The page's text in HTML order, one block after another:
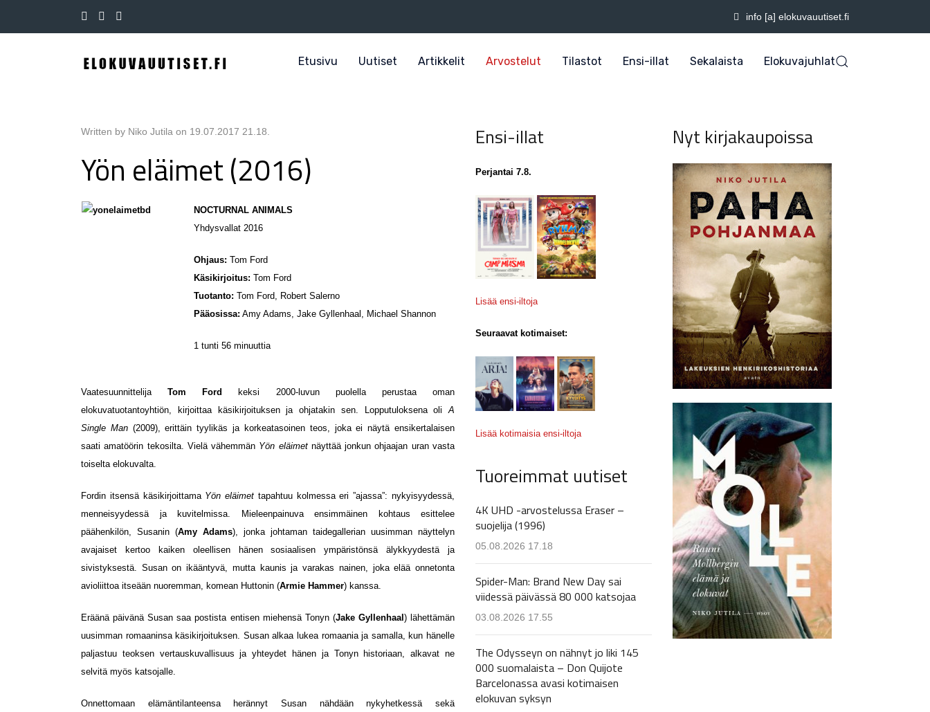
info [a] elokuvauutiset.fi
Etusivu Uutiset Artikkelit Arvostelut Tilastot Ensi-illat Sekalaista Elokuvajuhlat
Written by Niko Jutila on 19.07.2017 21.18
Yön eläimet (2016)
NOCTURNAL ANIMALS
Yhdysvallat 2016
Ohjaus: Tom Ford
Käsikirjoitus: Tom Ford
Tuotanto: Tom Ford, Robert Salerno
Pääosissa: Amy Adams, Jake Gyllenhaal, Michael Shannon
1 tunti 56 minuuttia
VaatesuunnittelijaTom Ford
keksi 2000-luvun puolella perustaa oman
elokuvatuotantoyhtiön, kirjoittaa käsikirjoituksen ja ohjatakin sen. Lopputuloksena oliA
Single Man(2009), erittäin tyylikäs ja korkeatasoinen teos, joka ei näytä ensikertalaisen
saati amatöörin tekosilta. Vielä vähemmän Yön eläimetnäyttää jonkun ohjaajan uran vasta
toiselta elokuvalta.
Fordin itsensä käsikirjoittama Yön eläimet tapahtuu kolmessa eri ”ajassa”: nykyisyydessä,
menneisyydessä ja kuvitelmissa. Mieleenpainuva ensimmäinen kohtaus esittelee
päähenkilön, Susanin (Amy Adams), jonka johtaman taidegallerian uusimman näyttelyn
avajaiset kertoo kaiken oleellisen hänen sosiaalisen ympäristönsä älykkyydestä ja
sivistyksestä. Susan on ikääntyvä, mutta kaunis ja varakas nainen, joka elää onnetonta
avioliittoa itseään nuoremman, komean Huttonin (Armie Hammer) kanssa.
Eräänä päivänä Susan saa postista entisen miehensä Tonyn (Jake Gyllenhaal ) lähettämän
uusimman romaaninsa käsikirjoituksen. Susan alkaa lukea romaania ja samalla, kun hänelle
paljastuu teoksen vertauskuvallisuus ja yhteydet hänen ja Tonyn historiaan, alkavat ne
selvitä myös katsojalle.
Onnettomaan elämäntilanteensa herännyt Susan nähdään nykyhetkessä sekä
Ensi-illat
Perjantai 7.8.
Lisää ensi-iltoja
Seuraavat kotimaiset:
Lisää kotimaisia ensi-iltoja
Tuoreimmat uutiset
4K UHD -arvostelussa Eraser –
suojelija (1996)
05.08.2026 17.18
Spider-Man: Brand New Day sai
viidessä päivässä 80 000 katsojaa
03.08.2026 17.55
The Odysseyn on nähnyt jo liki 145
000 suomalaista – Don Quijote
Barcelonassa avasi kotimaisen
elokuvan syksyn
Nyt kirjakaupoissa